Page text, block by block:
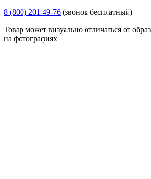
8 (800) 201-49-76 (звонок бесплатный)
Товар может визуально отличаться от
на фотографиях